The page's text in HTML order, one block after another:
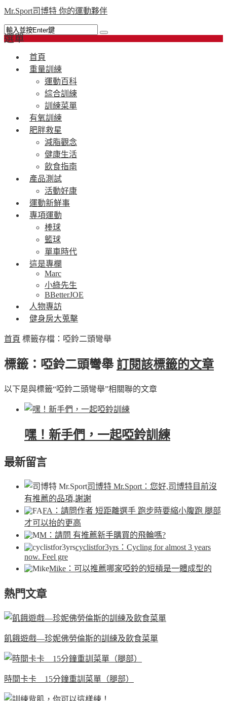
Mr.Sport司博特 你的運動夥伴
選單
首頁
重量訓練
運動百科
綜合訓練
訓練菜單
有氧訓練
肥胖救星
減脂觀念
健康生活
飲食指南
產品測試
活動好康
運動新鮮事
專項運動
棒球
籃球
單車時代
這是專欄
Marc
小綠先生
BBetterJOE
人物專訪
健身房大蒐擊
首頁 標籤存檔：啞鈴二頭彎舉
標籤：啞鈴二頭彎舉 訂閱該標籤的文章
以下是與標籤“啞鈴二頭彎舉”相關聯的文章
嘿！新手們，一起啞鈴訓練
最新留言
司博特 Mr.Sport ：您好,司博特目前沒
有推薦的品項,謝謝
FA ：請問作者 短距離選手 跑步時要縮小腹跑 腿部
才可以抬的更高
M ：請問 有推薦新手購買的飛輪嗎?
cyclistfor3yrs ：Cycling for almost 3 years
now. Feel gre
Mike ：可以推薦哪家啞鈴的短槓是一體成型的
熱門文章
飢餓遊戲—珍妮佛勞倫斯的訓練及飲食菜單
時間卡卡 15分鐘重訓菜單（腿部）